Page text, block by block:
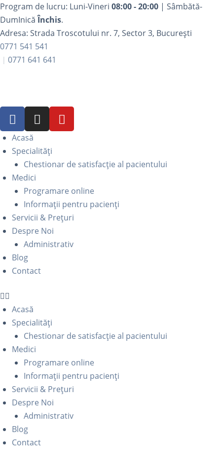
Program de lucru: Luni-Vineri 08:00 - 20:00 | Sâmbătă-
DumInicăÎnchis.
Adresa: Strada Troscotului nr. 7, Sector 3, București
0771 541 541
0771 641 641
Acasă
Specialități
Chestionar de satisfacție al pacientului
Medici
Programare online
Informații pentru pacienți
Servicii & Prețuri
Despre Noi
Administrativ
Blog
Contact
Acasă
Specialități
Chestionar de satisfacție al pacientului
Medici
Programare online
Informații pentru pacienți
Servicii & Prețuri
Despre Noi
Administrativ
Blog
Contact